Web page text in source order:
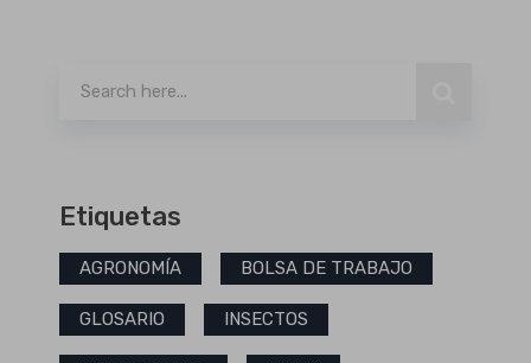
Etiquetas
AGRONOMÍA BOLSA DE TRABAJO
GLOSARIO INSECTOS